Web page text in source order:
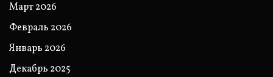
Март 2026
Февраль 2026
Январь 2026
Декабрь 2025